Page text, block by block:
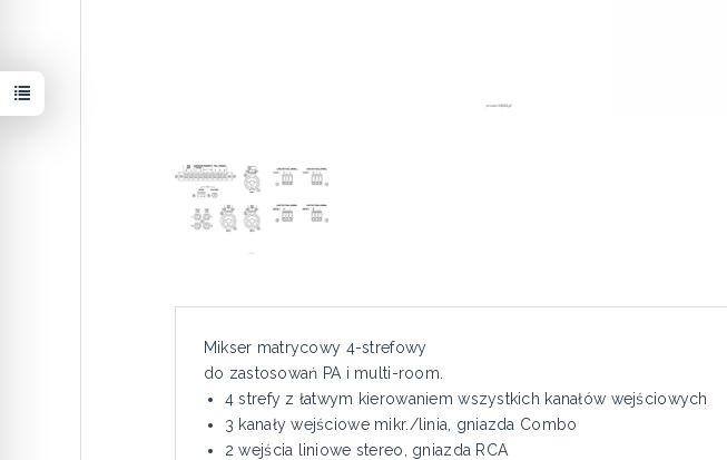
Mikser matrycowy 4-strefowy
do zastosowań PA i multi-room.
4 strefy z łatwym kierowaniem wszystkich kanałów wejściowych
3 kanały wejściowe mikr./linia, gniazda Combo
2 wejścia liniowe stereo, gniazda RCA